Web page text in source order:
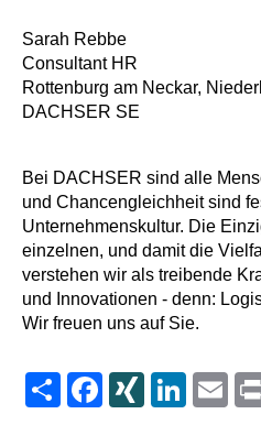
Sarah Rebbe
Consultant HR
Rottenburg am Neckar,
DACHSER SE
Bei DACHSER sind alle
und Chancengleichheit sind
Unternehmenskultur. Die
einzelnen, und damit die
verstehen wir als treibende
und Innovationen - denn:
Wir freuen uns auf Sie.
Share FacebookXING LinkedIn